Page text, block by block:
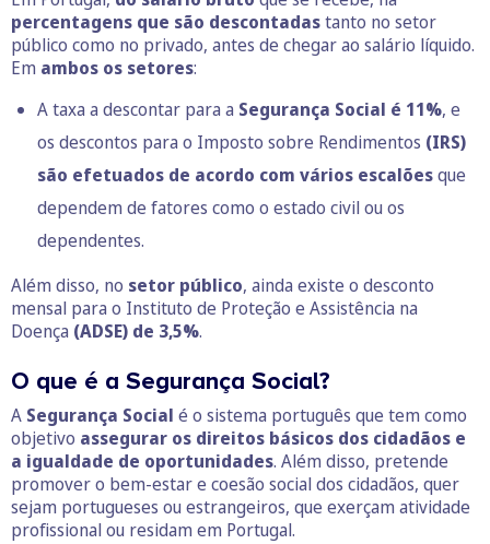
percentagens que são descontadastanto no setor
público como no privado, antes de chegar ao salário líquido.
Em ambos os setores:
A taxa a descontar para a Segurança Social é 11%, e
os descontos para o Imposto sobre Rendimentos (IRS)
são efetuados de acordo com vários escalõesque
dependem de fatores como o estado civil ou os
dependentes.
Além disso, no setor público, ainda existe o desconto
mensal para o Instituto de Proteção e Assistência na
Doença (ADSE) de 3,5%.
O que é a Segurança Social?
A Segurança Social é o sistema português que tem como
objetivo assegurar os direitos básicos dos cidadãos e
a igualdade de oportunidades. Além disso, pretende
promover o bem-estar e coesão social dos cidadãos, quer
sejam portugueses ou estrangeiros, que exerçam atividade
profissional ou residam em Portugal.